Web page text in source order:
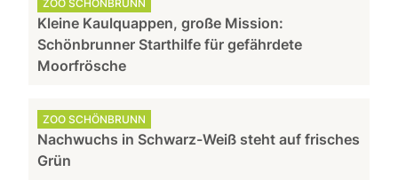
ZOO SCHÖNBRUNN
Kleine Kaulquappen, große Mission:
Schönbrunner Starthilfe für gefährdete
Moorfrösche
ZOO SCHÖNBRUNN
Nachwuchs in Schwarz-Weiß steht auf frisches
Grün